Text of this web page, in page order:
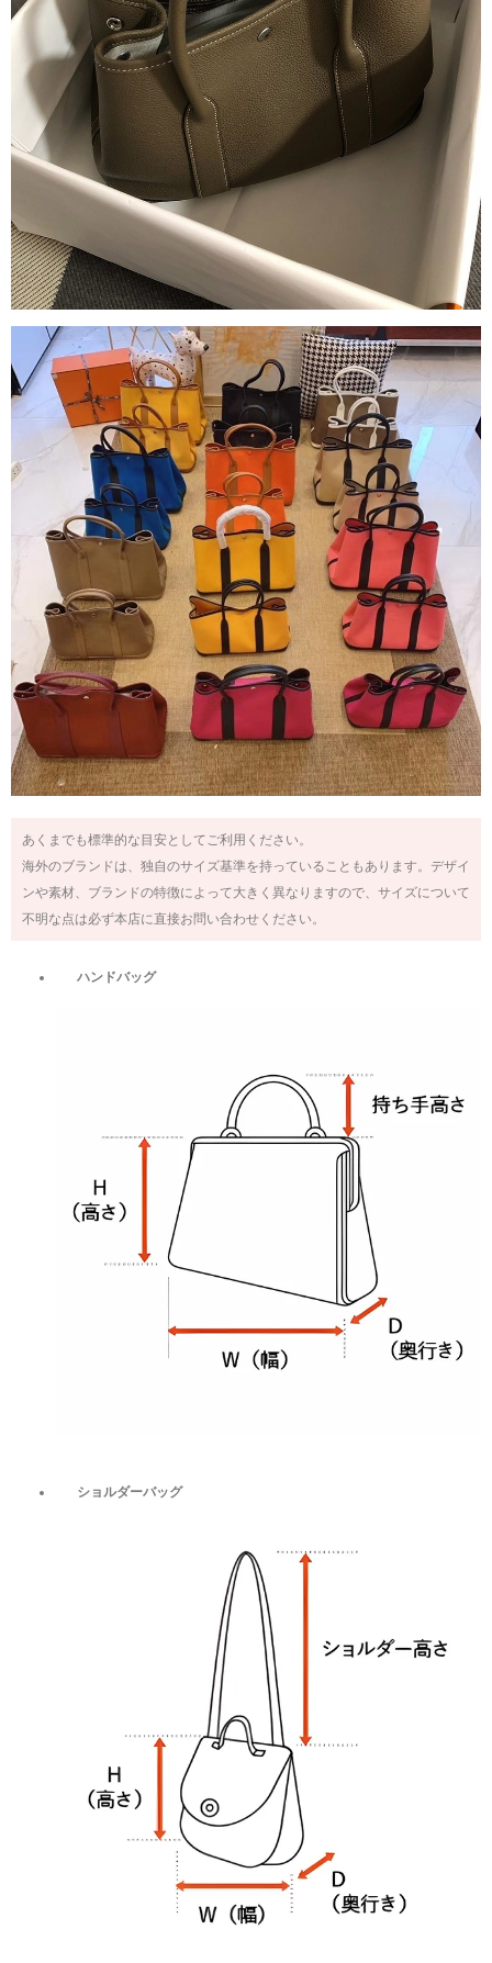
あくまでも標準的な目安としてご利用ください。
海外のブランドは、独自のサイズ基準を持っていることもあります。デザイ
ンや素材、ブランドの特徴によって大きく異なりますので、サイズについて
不明な点は必ず本店に直接お問い合わせください。
ハンドバッグ
ショルダーバッグ